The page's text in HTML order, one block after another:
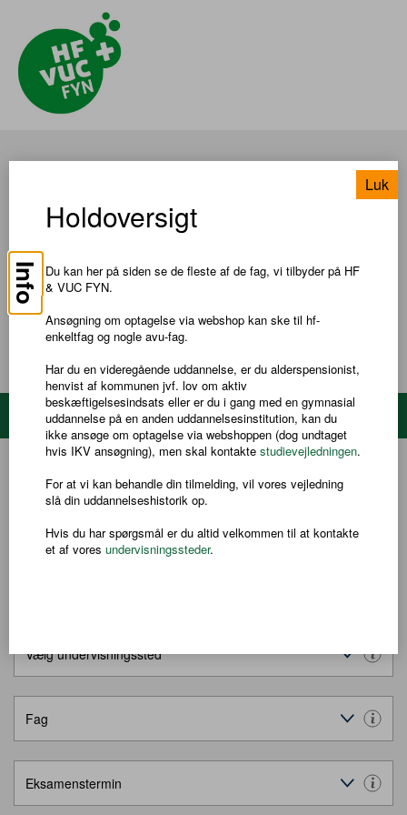
Matematik, A
TIL SØGNING
Pris: DKK 550,00
Søg hold
Hold med onlinetilmelding
Aftenundervisning
Vælg undervisningssted
Fag
Eksamenstermin
Info
Holdoversigt
Du kan her på siden se de fleste af de fag, vi tilbyder på HF
& VUC FYN.
Ansøgning om optagelse via webshop kan ske til hf-
enkeltfag og nogle avu-fag.
Har du en videregående uddannelse, er du alderspensionist,
henvist af kommunen jvf. lov om aktiv
beskæftigelsesindsats eller er du i gang med en gymnasial
uddannelse på en anden uddannelsesinstitution, kan du
ikke ansøge om optagelse via webshoppen (dog undtaget
hvis IKV ansøgning), men skal kontakte studievejledningen.
For at vi kan behandle din tilmelding, vil vores vejledning
slå din uddannelseshistorik op.
Hvis du har spørgsmål er du altid velkommen til at kontakte
et af vores undervisningssteder.
Luk